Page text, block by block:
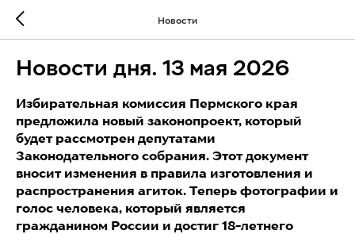
Новости
Новости дня. 13 мая 2026
Избирательная комиссия Пермского края
предложила новый законопроект, который
будет рассмотрен депутатами
Законодательного собрания. Этот документ
вносит изменения в правила изготовления и
распространения агиток. Теперь фотографии и
голос человека, который является
гражданином России и достиг 18-летнего